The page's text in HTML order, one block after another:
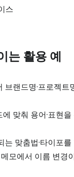
스
는 활용 예
브랜드명·프로젝트
맞춰 용어·표현
는 맞춤법·타이포
모에서 이름 변경